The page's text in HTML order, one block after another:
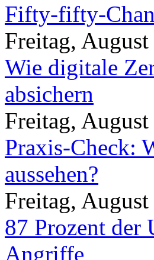
Fifty-fifty-
Freitag,
Wie digitale
absichern
Freitag,
Praxis-Check:
aussehen?
Freitag,
87 Prozent der
Angriffe